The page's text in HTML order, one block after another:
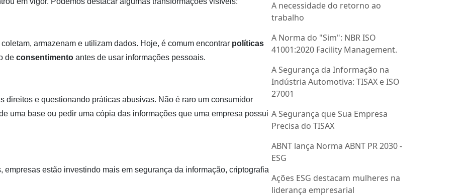
armazenam e utilizam dados. Hoje, é comum encontrar políticas
de consentimento antes de usar informações pessoais.
direitos e questionando práticas abusivas. Não é raro um consumidor
uma base ou pedir uma cópia das informações que uma empresa possui
estão investindo mais em segurança da informação, criptografia
A necessidade do retorno ao
trabalho
A Norma do "Sim": NBR ISO
41001:2020 Facility Management.
A Segurança da Informação na
Indústria Automotiva: TISAX e ISO
27001
A Segurança que Sua Empresa
Precisa do TISAX
ABNT lança Norma ABNT PR 2030 -
ESG
Ações ESG destacam mulheres na
liderança empresarial